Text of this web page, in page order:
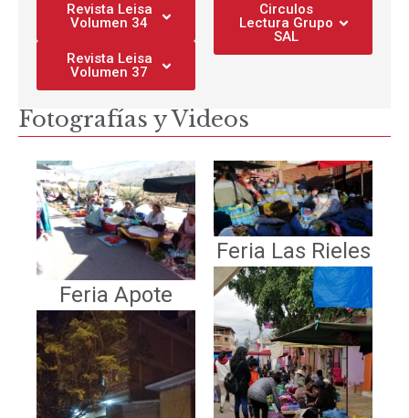
Revista Leisa
Volumen 34
Revista Leisa
Volumen 37
Circulos
Lectura Grupo
SAL
Fotografías y Videos
Feria Apote
Feria Las Rieles